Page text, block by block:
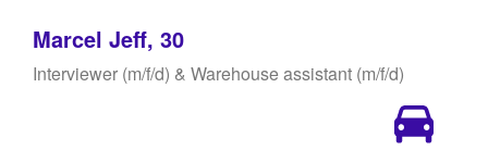
Marcel Jeff, 30
Interviewer (m/f/d) & Warehouse assistant (m/f/d)